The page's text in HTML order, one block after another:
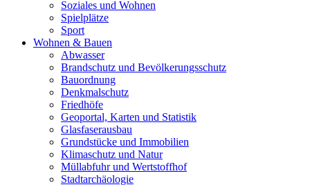
Soziales und Wohnen
Spielplätze
Sport
Wohnen & Bauen
Abwasser
Brandschutz und Bevölkerungsschutz
Bauordnung
Denkmalschutz
Friedhöfe
Geoportal, Karten und Statistik
Glasfaserausbau
Grundstücke und Immobilien
Klimaschutz und Natur
Müllabfuhr und Wertstoffhof
Stadtarchäologie